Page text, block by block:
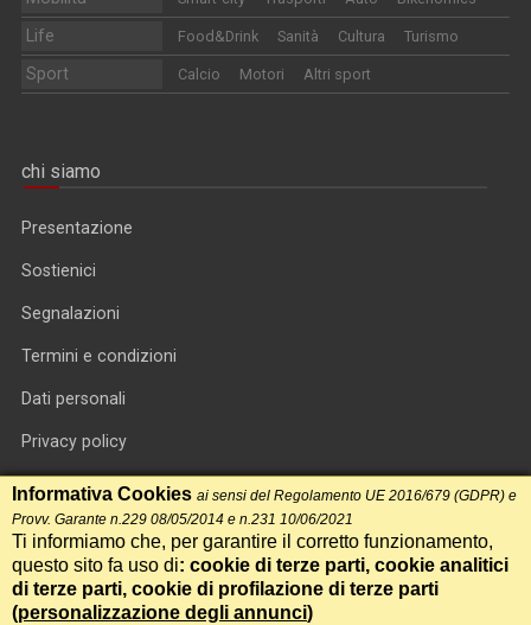
Life Food&Drink Sanità Cultura Turismo
Sport Calcio Motori Altri sport
chi siamo
Presentazione
Sostienici
Segnalazioni
Termini e condizioni
Dati personali
Privacy policy
Informativa cookie
RSS feed
RSS Top News
Contatti
Informativa Cookies ai sensi del Regolamento UE 2016/679 (GDPR) e
Provv. Garante n.229 08/05/2014 e n.231 10/06/2021
Ti informiamo che, per garantire il corretto funzionamento,
questo sito fa uso di: cookie di terze parti, cookie analitici
di terze parti, cookie di profilazione di terze parti
(personalizzazione degli annunci)